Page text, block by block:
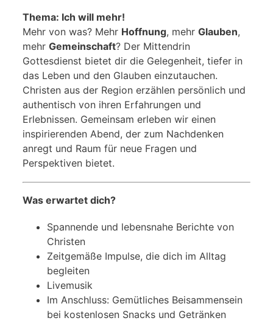
Thema: Ich will mehr!
Mehr von was? Mehr Hoffnung, mehr Glauben,
mehr Gemeinschaft? Der Mittendrin
Gottesdienst bietet dir die Gelegenheit, tiefer in
das Leben und den Glauben einzutauchen.
Christen aus der Region erzählen persönlich und
authentisch von ihren Erfahrungen und
Erlebnissen. Gemeinsam erleben wir einen
inspirierenden Abend, der zum Nachdenken
anregt und Raum für neue Fragen und
Perspektiven bietet.
Was erwartet dich?
Spannende und lebensnahe Berichte von
Christen
Zeitgemäße Impulse, die dich im Alltag
begleiten
Livemusik
Im Anschluss: Gemütliches Beisammensein
bei kostenlosen Snacks und Getränken